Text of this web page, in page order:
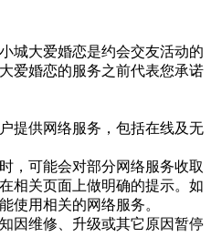
小城大爱婚恋是约会交友活动的
爱婚恋的服务之前代表您承诺
提供网络服务，包括在线及无
，可能会对部分网络服务收取
相关页面上做明确的提示。如
使用相关的网络服务。
因维修、升级或其它原因暂停